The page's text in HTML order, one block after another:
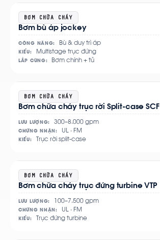
BƠM CHỮA CHÁY
Bơm bù áp jockey
CÔNG NĂNG: Bù & duy trì áp
KIỂU: Multistage trục đứng
LẮP CÙNG: Bơm chính + tủ
Xem
chi
tiết
BƠM CHỮA CHÁY
Bơm chữa cháy trục rời Split-case SCF
LƯU LƯỢNG: 300–8.000 gpm
CHỨNG NHẬN: UL · FM
KIỂU: Trục rời split-case
Xem
chi
tiết
BƠM CHỮA CHÁY
Bơm chữa cháy trục đứng turbine VTP
LƯU LƯỢNG: 100–7.500 gpm
CHỨNG NHẬN: UL · FM
KIỂU: Trục đứng turbine
Xem
chi
tiết